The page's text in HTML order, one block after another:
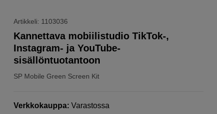
Artikkeli: 1103036
SP Mobile Green Screen Kit
Kannettava mobiilistudio TikTok-,
Instagram- ja YouTube-
sisällöntuotantoon
Verkkokauppa: Varastossa